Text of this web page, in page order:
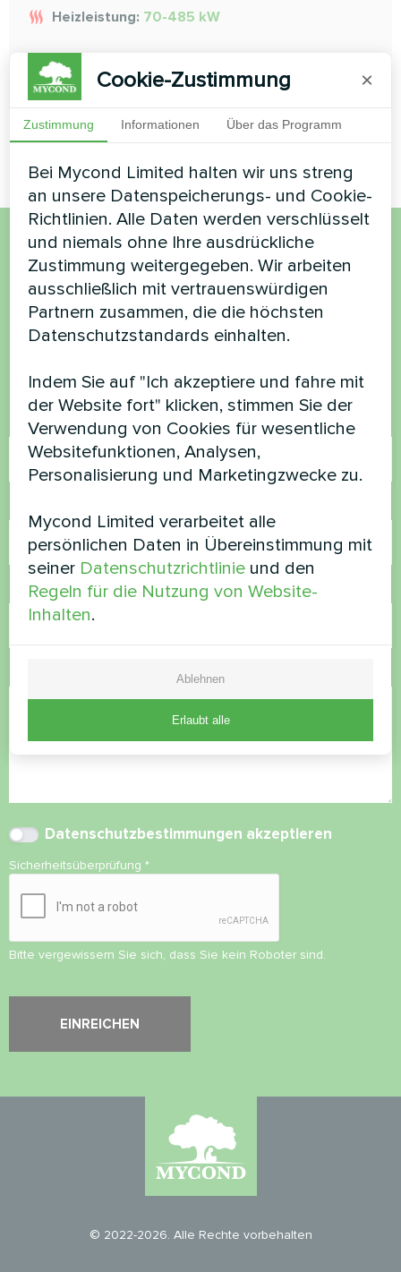
Heizleistung: 70-485 kW
MEHR LESEN
Möchten Sie kaufen oder
haben Sie Fragen?
helfen
Name
E-Mail
Datenschutzbestimmungen akzeptieren
Sicherheitsüberprüfung *
Bitte vergewissern Sie sich, dass Sie kein Roboter sind.
© 2022-2026. Alle Rechte vorbehalten
Cookie-Zustimmung ×
Zustimmung Informationen Über das Programm
Bei Mycond Limited halten wir uns streng
an unsere Datenspeicherungs- und Cookie-
Richtlinien. Alle Daten werden verschlüsselt
und niemals ohne Ihre ausdrückliche
Zustimmung weitergegeben. Wir arbeiten
ausschließlich mit vertrauenswürdigen
Partnern zusammen, die die höchsten
Datenschutzstandards einhalten.
Indem Sie auf "Ich akzeptiere und fahre mit
der Website fort" klicken, stimmen Sie der
Verwendung von Cookies für wesentliche
Websitefunktionen, Analysen,
Personalisierung und Marketingzwecke zu.
Mycond Limited verarbeitet alle
persönlichen Daten in Übereinstimmung mit
seiner Datenschutzrichtlinie und den
Regeln für die Nutzung von Website-
Inhalten.
Ablehnen
Erlaubt alle